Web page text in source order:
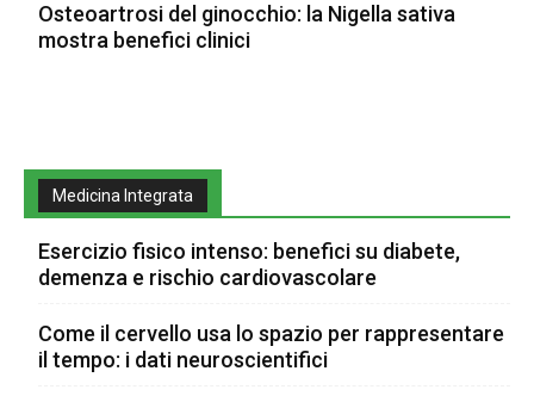
Osteoartrosi del ginocchio: la Nigella sativa
mostra benefici clinici
Medicina Integrata
Esercizio fisico intenso: benefici su diabete,
demenza e rischio cardiovascolare
Come il cervello usa lo spazio per rappresentare
il tempo: i dati neuroscientifici